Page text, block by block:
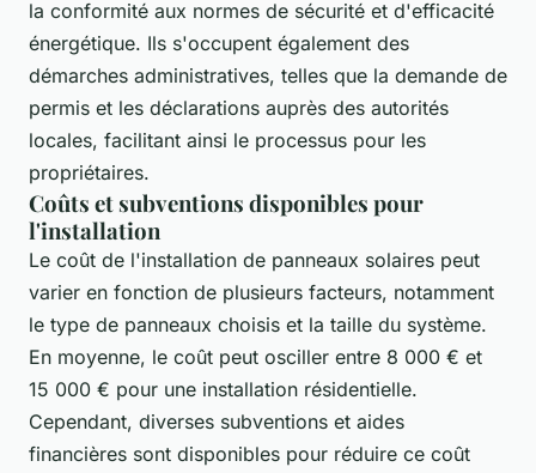
la conformité aux normes de sécurité et d'efficacité
énergétique. Ils s'occupent également des
démarches administratives, telles que la demande de
permis et les déclarations auprès des autorités
locales, facilitant ainsi le processus pour les
propriétaires.
Coûts et subventions disponibles pour
l'installation
Le coût de l'installation de panneaux solaires peut
varier en fonction de plusieurs facteurs, notamment
le type de panneaux choisis et la taille du système.
En moyenne, le coût peut osciller entre 8 000 € et
15 000 € pour une installation résidentielle.
Cependant, diverses subventions et aides
financières sont disponibles pour réduire ce coût